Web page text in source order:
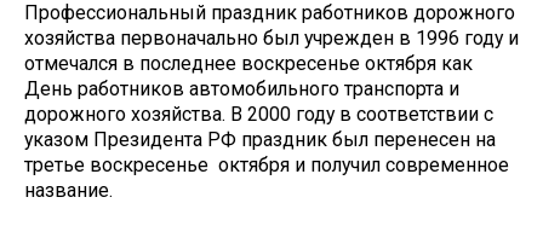
Профессиональный праздник работников дорожного
хозяйства первоначально был учрежден в 1996 году и
отмечался в последнее воскресенье октября как
День работников автомобильного транспорта и
дорожного хозяйства. В 2000 году в соответствии с
указом Президента РФ праздник был перенесен на
третье воскресенье октября и получил современное
название.